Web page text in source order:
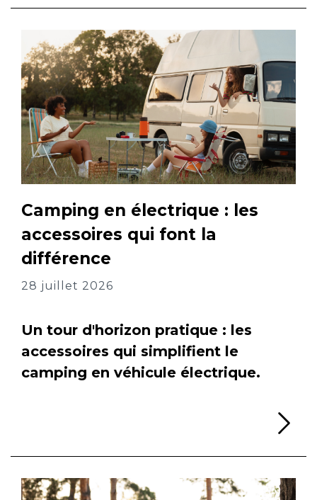
Camping en électrique : les
accessoires qui font la
différence
28 juillet 2026
Un tour d'horizon pratique : les
accessoires qui simplifient le
camping en véhicule électrique.